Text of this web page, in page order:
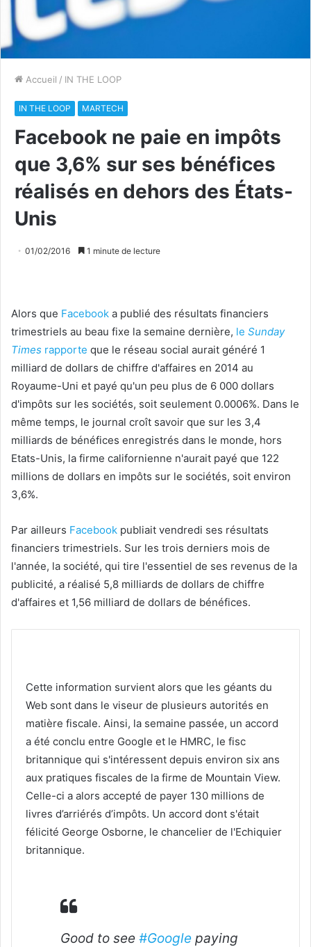
Accueil / IN THE LOOP
IN THE LOOP MARTECH
Facebook ne paie en impôts
que 3,6% sur ses bénéfices
réalisés en dehors des États-
Unis
01/02/2016 1 minute de lecture
Alors que Facebook a publié des résultats financiers
trimestriels au beau fixe la semaine dernière, le Sunday
Times rapporte que le réseau social aurait généré 1
milliard de dollars de chiffre d'affaires en 2014 au
Royaume-Uni et payé qu'un peu plus de 6 000 dollars
d'impôts sur les sociétés, soit seulement 0.0006%. Dans le
même temps, le journal croît savoir que sur les 3,4
milliards de bénéfices enregistrés dans le monde, hors
Etats-Unis, la firme californienne n'aurait payé que 122
millions de dollars en impôts sur le sociétés, soit environ
3,6%.
Par ailleurs Facebook publiait vendredi ses résultats
financiers trimestriels. Sur les trois derniers mois de
l'année, la société, qui tire l'essentiel de ses revenus de la
publicité, a réalisé 5,8 milliards de dollars de chiffre
d'affaires et 1,56 milliard de dollars de bénéfices.
Cette information survient alors que les géants du
Web sont dans le viseur de plusieurs autorités en
matière fiscale. Ainsi, la semaine passée, un accord
a été conclu entre Google et le HMRC, le fisc
britannique qui s'intéressent depuis environ six ans
aux pratiques fiscales de la firme de Mountain View.
Celle-ci a alors accepté de payer 130 millions de
livres d’arriérés d’impôts. Un accord dont s'était
félicité George Osborne, le chancelier de l'Echiquier
britannique.
Good to see #Google paying